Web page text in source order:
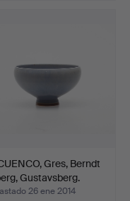
Gres, Berndt
Gustavsberg.
26 ene 2014